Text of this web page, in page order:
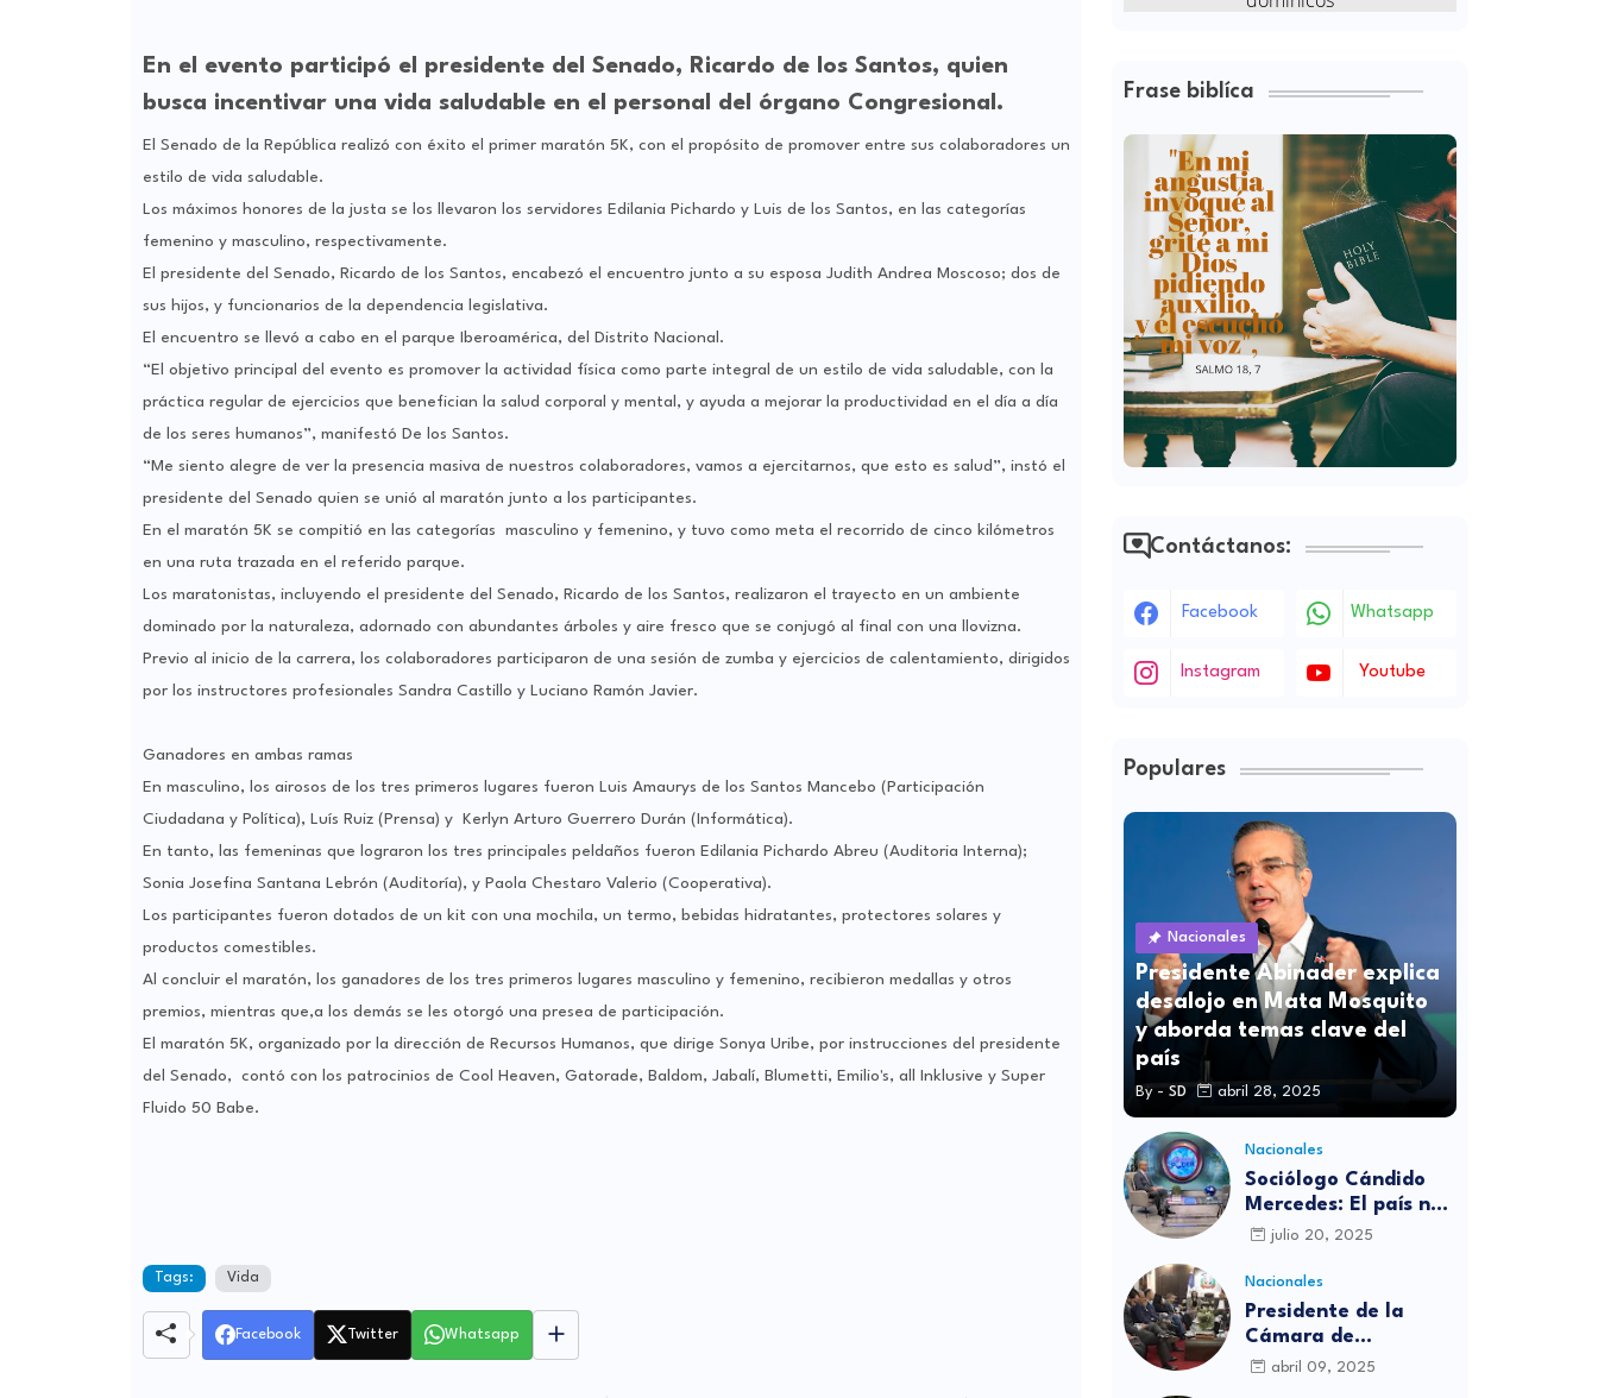
En el evento participó el presidente del Senado, Ricardo de los Santos, quien
busca incentivar una vida saludable en el personal del órgano Congresional.
El Senado de la República realizó con éxito el primer maratón 5K, con el propósito de promover entre sus colaboradores un
estilo de vida saludable.
Los máximos honores de la justa se los llevaron los servidores Edilania Pichardo y Luis de los Santos, en las categorías
femenino y masculino, respectivamente.
El presidente del Senado, Ricardo de los Santos, encabezó el encuentro junto a su esposa Judith Andrea Moscoso; dos de
sus hijos, y funcionarios de la dependencia legislativa.
El encuentro se llevó a cabo en el parque Iberoamérica, del Distrito Nacional.
“El objetivo principal del evento es promover la actividad física como parte integral de un estilo de vida saludable, con la
práctica regular de ejercicios que benefician la salud corporal y mental, y ayuda a mejorar la productividad en el día a día
de los seres humanos”, manifestó De los Santos.
“Me siento alegre de ver la presencia masiva de nuestros colaboradores, vamos a ejercitarnos, que esto es salud”, instó el
presidente del Senado quien se unió al maratón junto a los participantes.
En el maratón 5K se compitió en las categorías masculino y femenino, y tuvo como meta el recorrido de cinco kilómetros
en una ruta trazada en el referido parque.
Los maratonistas, incluyendo el presidente del Senado, Ricardo de los Santos, realizaron el trayecto en un ambiente
dominado por la naturaleza, adornado con abundantes árboles y aire fresco que se conjugó al final con una llovizna.
Previo al inicio de la carrera, los colaboradores participaron de una sesión de zumba y ejercicios de calentamiento, dirigidos
por los instructores profesionales Sandra Castillo y Luciano Ramón Javier.
Ganadores en ambas ramas
En masculino, los airosos de los tres primeros lugares fueron Luis Amaurys de los Santos Mancebo (Participación
Ciudadana y Política), Luís Ruiz (Prensa) y Kerlyn Arturo Guerrero Durán (Informática).
En tanto, las femeninas que lograron los tres principales peldaños fueron Edilania Pichardo Abreu (Auditoria Interna);
Sonia Josefina Santana Lebrón (Auditoría), y Paola Chestaro Valerio (Cooperativa).
Los participantes fueron dotados de un kit con una mochila, un termo, bebidas hidratantes, protectores solares y
productos comestibles.
Al concluir el maratón, los ganadores de los tres primeros lugares masculino y femenino, recibieron medallas y otros
premios, mientras que,a los demás se les otorgó una presea de participación.
El maratón 5K, organizado por la dirección de Recursos Humanos, que dirige Sonya Uribe, por instrucciones del presidente
del Senado, contó con los patrocinios de Cool Heaven, Gatorade, Baldom, Jabalí, Blumetti, Emilio's, all Inklusive y Super
Fluido 50 Babe.
Tags: Vida
Facebook Twitter Whatsapp
Frase biblíca
Contáctanos:
Facebook Whatsapp
Instagram Youtube
Populares
Nacionales
Presidente Abinader explica
desalojo en Mata Mosquito
y aborda temas clave del
país
By - SD abril 28, 2025
Nacionales
Sociólogo Cándido
Mercedes: El país no
está preparado para
independientes
julio 20, 2025
Nacionales
Presidente de la
Cámara de
diputados se
abril 09, 2025